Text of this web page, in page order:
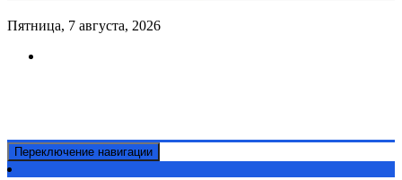
Пятница, 7 августа, 2026
Переключение навигации